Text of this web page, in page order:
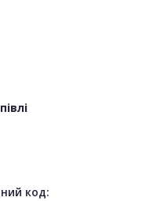
код: